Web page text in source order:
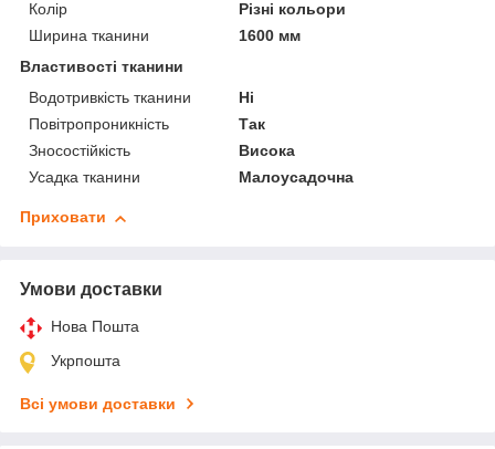
Колір
Різні кольори
Ширина тканини
1600 мм
Властивості тканини
Водотривкість тканини
Ні
Повітропроникність
Так
Зносостійкість
Висока
Усадка тканини
Малоусадочна
Приховати
Умови доставки
Нова Пошта
Укрпошта
Всі умови доставки